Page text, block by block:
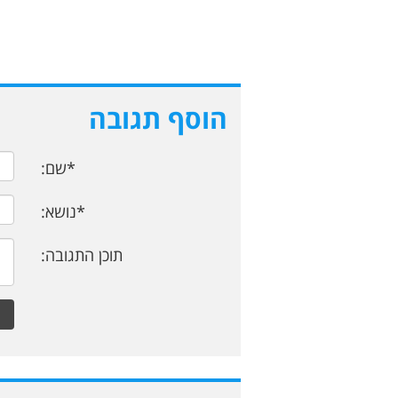
הוסף תגובה
*שם:
*נושא:
תוכן התגובה: